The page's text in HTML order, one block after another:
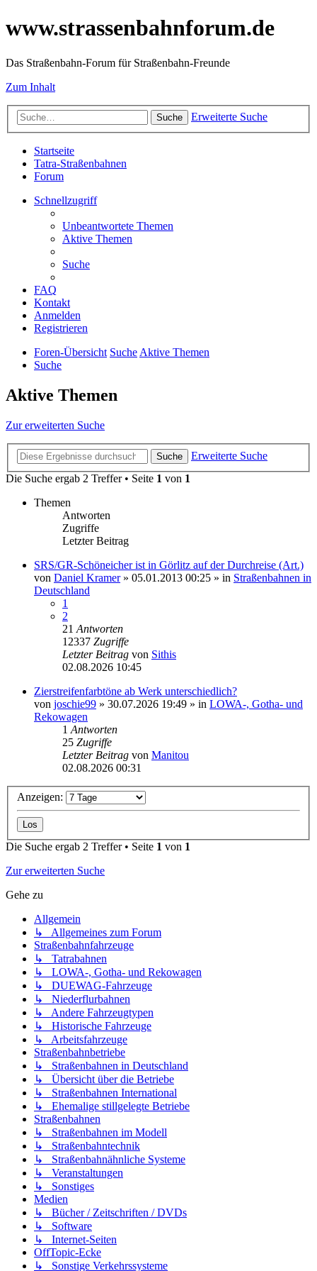
www.strassenbahnforum.de
Das Straßenbahn-Forum für Straßenbahn-Freunde
Zum Inhalt
Suche Erweiterte Suche
Startseite
Tatra-Straßenbahnen
Forum
Schnellzugriff
Unbeantwortete Themen
Aktive Themen
Suche
FAQ
Kontakt
Anmelden
Registrieren
Foren-Übersicht SucheAktive Themen
Suche
Aktive Themen
Zur erweiterten Suche
Suche
Erweiterte Suche
Die Suche ergab 2 Treffer • Seite 1 von 1
Themen
Antworten
Zugriffe
Letzter Beitrag
SRS/GR-Schöneicher ist in Görlitz auf der Durchreise (Art.)
von Daniel Kramer» 05.01.2013 00:25 » in Straßenbahnen in
Deutschland
1
2
21 Antworten
12337 Zugriffe
Letzter Beitrag von Sithis
02.08.2026 10:45
Zierstreifenfarbtöne ab Werk unterschiedlich?
von joschie99 » 30.07.2026 19:49 » in LOWA-, Gotha- und
Rekowagen
1 Antworten
25 Zugriffe
Letzter Beitrag von Manitou
02.08.2026 00:31
Anzeigen:
Die Suche ergab 2 Treffer • Seite 1 von 1
Zur erweiterten Suche
Gehe zu
Allgemein
↳ Allgemeines zum Forum
Straßenbahnfahrzeuge
↳ Tatrabahnen
↳ LOWA-, Gotha- und Rekowagen
↳ DUEWAG-Fahrzeuge
↳ Niederflurbahnen
↳ Andere Fahrzeugtypen
↳ Historische Fahrzeuge
↳ Arbeitsfahrzeuge
Straßenbahnbetriebe
↳ Straßenbahnen in Deutschland
↳ Übersicht über die Betriebe
↳ Straßenbahnen International
↳ Ehemalige stillgelegte Betriebe
Straßenbahnen
↳ Straßenbahnen im Modell
↳ Straßenbahntechnik
↳ Straßenbahnähnliche Systeme
↳ Veranstaltungen
↳ Sonstiges
Medien
↳ Bücher / Zeitschriften / DVDs
↳ Software
↳ Internet-Seiten
OffTopic-Ecke
↳ Sonstige Verkehrssysteme